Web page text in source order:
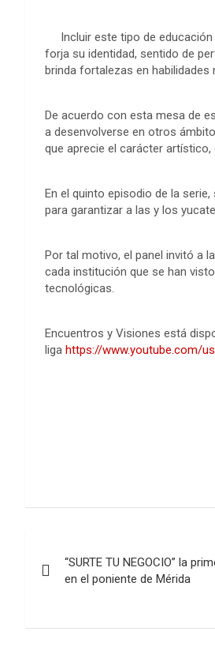
Incluir este tipo de
forja su identidad, sentido de
brinda fortalezas en habilidades
De acuerdo con esta mesa de
a desenvolverse en otros
que aprecie el carácter artístico,
En el quinto episodio de la
para garantizar a las y los
Por tal motivo, el panel invitó a
cada institución que se han
tecnológicas.
Encuentros y Visiones está
liga https://www.youtube.com/
de
“SURTE TU NEGOCIO” la
en el poniente de Mérida